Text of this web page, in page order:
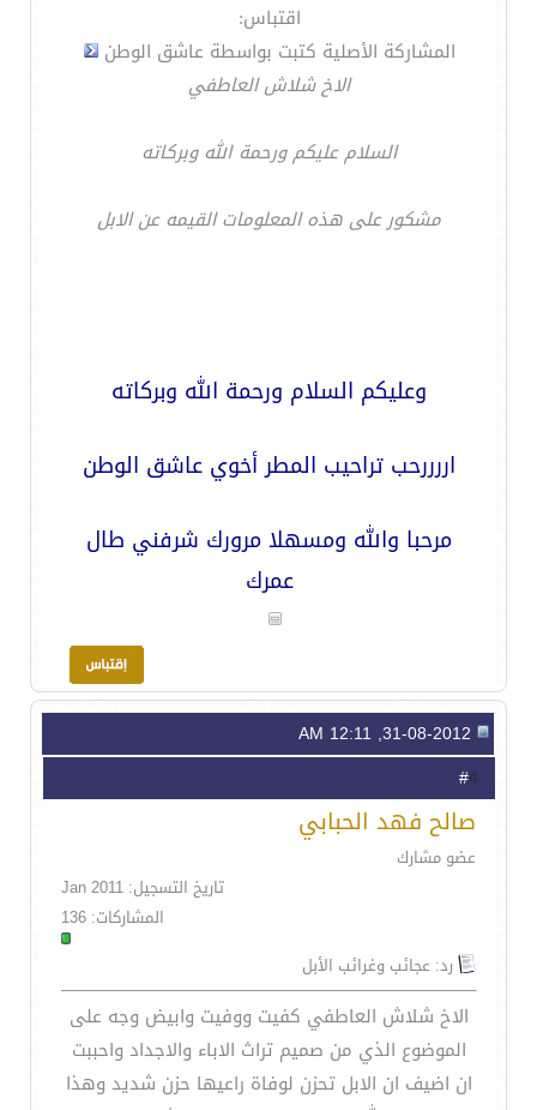
اقتباس:
المشاركة الأصلية كتبت بواسطة عاشق الوطن
الاخ شلاش العاطفي
السلام عليكم ورحمة الله وبركاته
مشكور على هذه المعلومات القيمه عن الابل
وعليكم السلام ورحمة الله وبركاته
اررررحب تراحيب المطر أخوي عاشق الوطن
مرحبا والله ومسهلا مرورك شرفني طال
عمرك
4
صالح فهد الحبابي
عضو مشارك
تاريخ التسجيل: Jan 2011
المشاركات: 136
رد: عجائب وغرائب الأبل
الاخ شلاش العاطفي كفيت ووفيت وابيض وجه على
الموضوع الذي من صميم تراث الاباء والاجداد واحببت
ان اضيف ان الابل تحزن لوفاة راعيها حزن شديد وهذا